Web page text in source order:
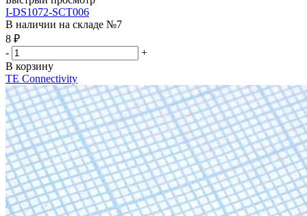
I-DS1072-SCT006
В наличии на складе №7
8 ₽
-
+
В корзину
TE Connectivity